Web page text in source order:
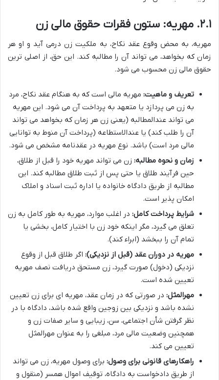
۲.۱. مهریه: ستون فقرات حقوق مالی زن
مهریه، به محض وقوع عقد نکاح، به ملکیت زن درمی آید و او هر
زمان که بخواهد، می تواند آن را مطالبه کند. این حق، از اصلی ترین
حقوق مالی زن محسوب می شود.
تعریف و ماهیت: مهریه مالی است که به هنگام عقد نکاح، مرد
به زن می پردازد یا متعهد به پرداخت آن می شود. این مهریه
می تواند عندالمطالبه (یعنی زن هر زمان که بخواهد می تواند
آن را طلب کند) یا عندالاستطاعه (پرداخت آن منوط به توانایی
مالی مرد است) باشد. نوع مهریه در عقدنامه مشخص می شود.
زمان و نحوه مطالبه: زن می تواند مهریه خود را قبل از طلاق،
حین فرآیند طلاق یا حتی پس از ثبت طلاق مطالبه کند. این
مطالبه از طریق دادگاه خانواده یا اداره ثبت اسناد و املاک
امکان پذیر است.
شرایط پرداخت کامل: در اغلب موارد، مهریه به طور کامل به زن
تعلق می گیرد، مگر اینکه خود زن با اختیار کامل، بخشی یا
تمام آن را ببخشد (ابراء کند).
مهریه در دوران عقد (قبل از نزدیکی): اگر طلاق قبل از وقوع
نزدیکی (دخول) صورت گیرد، زن مستحق دریافت نصف مهریه
تعیین شده است.
مهرالمثل: در صورتی که در زمان عقد، مهریه ای برای زن تعیین
نشده باشد و نزدیکی بین زوجین واقع شده باشد، دادگاه با در
نظر گرفتن شأن اجتماعی، سن، زیبایی و سایر صفات زن و
همچنین وضعیت مالی مرد، مبلغی را به عنوان مهرالمثل
تعیین می کند.
راهکارهای قانونی برای وصول: برای وصول مهریه، زن می تواند
از طریق دادخواست به دادگاه، توقیف اموال همسر (منقول و